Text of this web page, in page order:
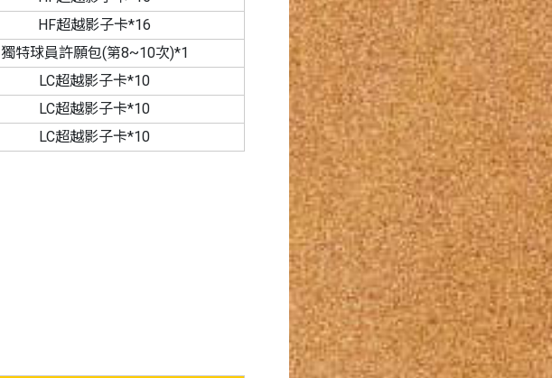
HF超越影子卡*16
獨特球員許願包(第8~10次)*1
LC超越影子卡*10
LC超越影子卡*10
LC超越影子卡*10